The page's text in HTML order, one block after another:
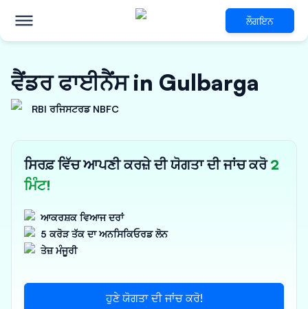
ਲੌਗਇਨ
ਵੈਂਡਰ ਫਾਈਨੈਂਸ in Gulbarga
RBI ਰਜਿਸਟਰਡ NBFC
ਸਿਰਫ਼ ਵਿੱਚ ਆਪਣੀ ਕਰਜ਼ੇ ਦੀ ਯੋਗਤਾ ਦੀ ਜਾਂਚ ਕਰੋ2
ਮਿੰਟ!
ਆਕਰਸ਼ਕ ਵਿਆਜ ਦਰਾਂ
5 ਕਰੋੜ ਤੱਕ ਦਾ ਅਨਸਿਕਿਓਰਡ ਲੋਨ
ਤੇਜ਼ ਮੰਜੂਰੀ
ਹੁਣੇ ਯੋਗਤਾ ਦੀ ਜਾਂਚ ਕਰੋ!